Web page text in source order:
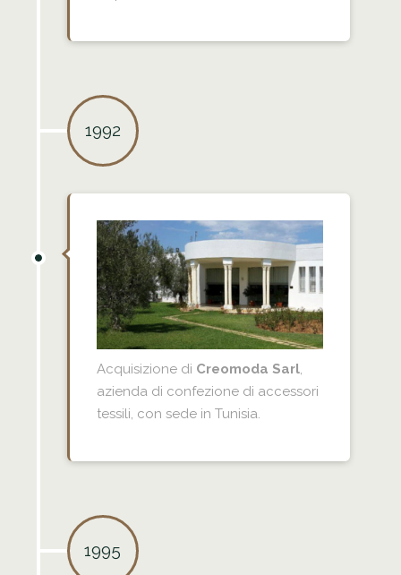
1992
Acquisizione di Creomoda Sarl,
azienda di confezione di accessori
tessili, con sede in Tunisia.
1995